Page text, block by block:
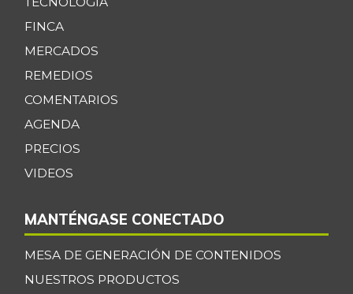
FINCA
MERCADOS
REMEDIOS
COMENTARIOS
AGENDA
PRECIOS
VIDEOS
MANTÉNGASE CONECTADO
MESA DE GENERACIÓN DE CONTENIDOS
NUESTROS PRODUCTOS